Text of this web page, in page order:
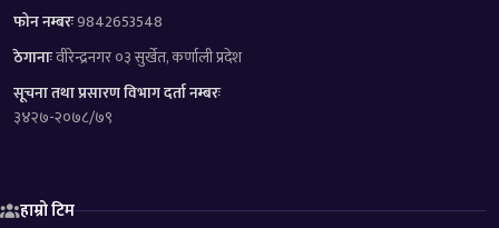
फोन नम्बरः9842653548
ठेगानाःवीरेन्द्रनगर ०३ सुर्खेत, कर्णाली प्रदेश
सूचना तथा प्रसारण विभाग दर्ता नम्बरः
३४२७-२०७८/७९
हाम्रो टिम